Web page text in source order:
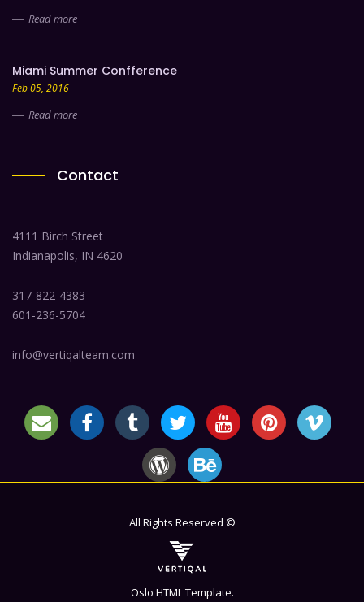
Read more
Miami Summer Confference
Feb 05, 2016
Read more
Contact
4111 Birch Street
Indianapolis, IN 4620
317-822-4383
601-236-5704
info@vertiqalteam.com
All Rights Reserved ©
Oslo HTML Template.